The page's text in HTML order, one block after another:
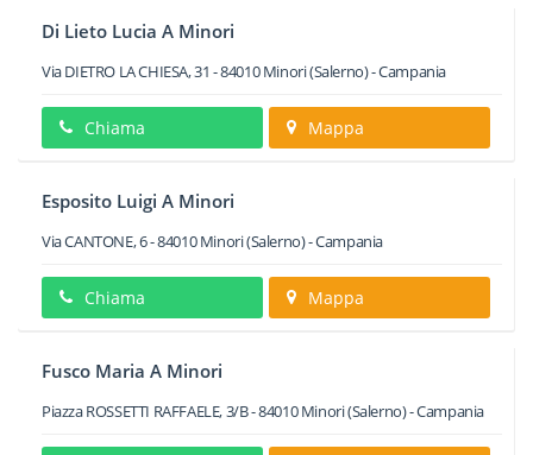
Di Lieto Lucia A Minori
Via DIETRO LA CHIESA, 31 -84010 Minori(Salerno) -Campania
Chiama Mappa
Esposito Luigi A Minori
Via CANTONE, 6-84010 Minori(Salerno) -Campania
Chiama Mappa
Fusco Maria A Minori
Piazza ROSSETTI RAFFAELE, 3/B-84010 Minori(Salerno) -Campania